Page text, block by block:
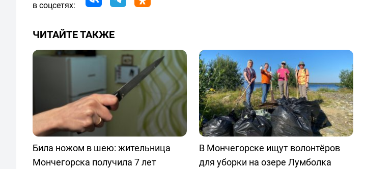
в соцсетях:
ЧИТАЙТЕ ТАКЖЕ
Била ножом в шею: жительница
Мончегорска получила 7 лет
В Мончегорске ищут волонтёров
для уборки на озере Лумболка